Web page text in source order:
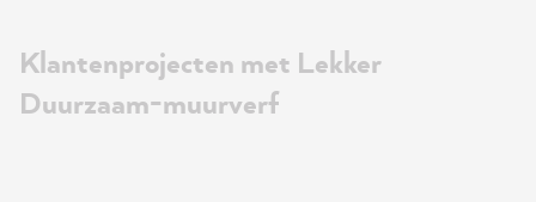
Klantenprojecten met Lekker
Duurzaam-muurverf